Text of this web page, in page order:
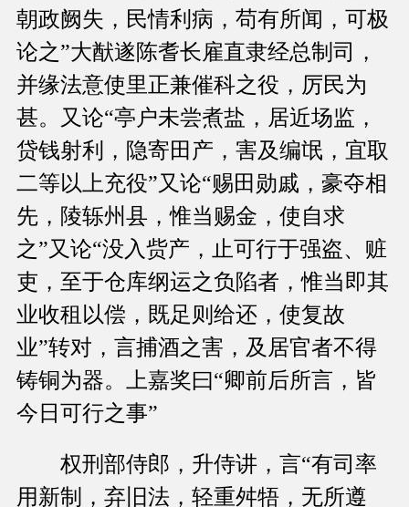
朝政阙失，民情利病，苟有所闻，可极
论之”大猷遂陈耆长雇直隶经总制司，
并缘法意使里正兼催科之役，厉民为
甚。又论“亭户未尝煮盐，居近场监，
贷钱射利，隐寄田产，害及编氓，宜取
二等以上充役”又论“赐田勋戚，豪夺相
先，陵轹州县，惟当赐金，使自求
之”又论“没入赀产，止可行于强盗、赃
吏，至于仓库纲运之负陷者，惟当即其
业收租以偿，既足则给还，使复故
业”转对，言捕酒之害，及居官者不得
铸铜为器。上嘉奖曰“卿前后所言，皆
今日可行之事”
权刑部侍郎，升侍讲，言“有司率
用新制，弃旧法，轻重舛牾，无所遵